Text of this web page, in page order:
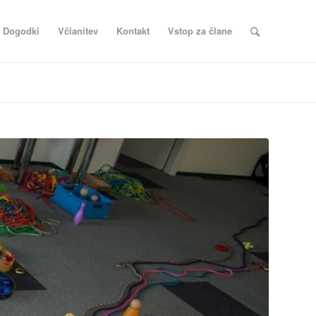
Dogodki Včlanitev Kontakt Vstop za člane